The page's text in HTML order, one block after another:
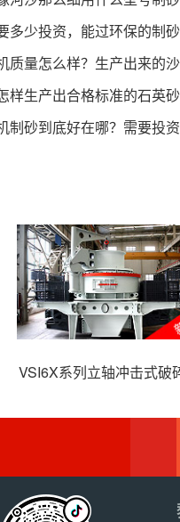
多少投资，能过环保的制
质量怎么样？生产出来的沙
样生产出合格标准的石英砂
制砂到底好在哪？需要投
VSI6X系列立轴冲击式破